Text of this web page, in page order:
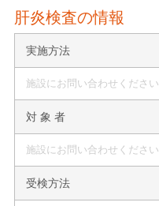
肝炎検査の情報
実施方法
施設にお問い合わせください
対 象 者
施設にお問い合わせください
受検方法